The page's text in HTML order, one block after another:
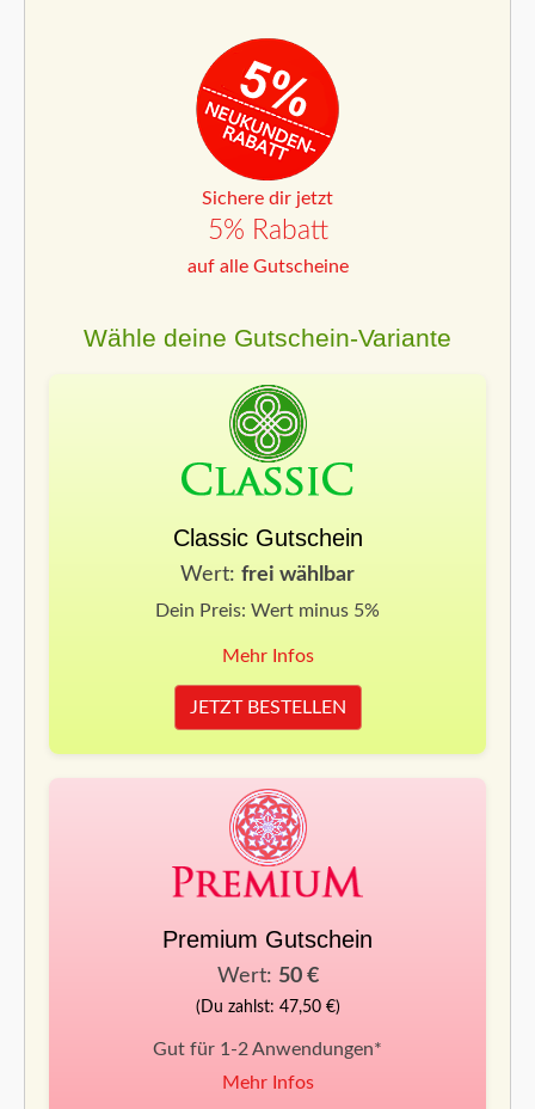
Sichere dir jetzt
5% Rabatt
auf alle Gutscheine
Wähle deine Gutschein-Variante
Classic Gutschein
Wert: frei wählbar
Dein Preis: Wert minus 5%
Mehr Infos
JETZT BESTELLEN
Premium Gutschein
Wert: 50 €
(Du zahlst: 47,50 €)
Gut für 1-2 Anwendungen*
Mehr Infos